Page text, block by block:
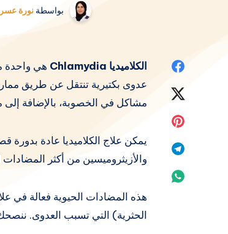
بواسطة نورة
Share
Twitter
Pinterest
Share
Telegram
Whatsapp
الكلاميديا Chlamydia
​​هي واحدة
عدوى بكتيرية تنتقل عن طريق
مشاكل في الخصوبة، بالإضافة
يمكن علاج الكلاميديا ​​عادة
والأزيثروميسين من أكثر المضادات
هذه المضادات الحيوية فعالة في
الحثرية) التي تسبب العدوى.